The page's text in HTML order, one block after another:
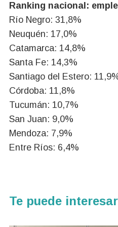
Ranking nacional:
Río Negro: 31,8%
Neuquén: 17,0%
Catamarca: 14,8%
Santa Fe: 14,3%
Santiago del Estero:
Córdoba: 11,8%
Tucumán: 10,7%
San Juan: 9,0%
Mendoza: 7,9%
Entre Ríos: 6,4%
Te puede interesar